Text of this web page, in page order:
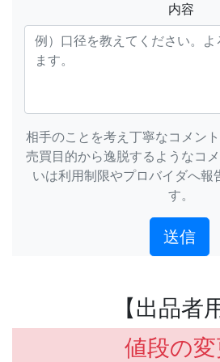
内容
相手のことを考え丁寧なコメン
売買目的から逸脱するようなコ
いは利用制限やプロバイダへ報
す。
【出品者
値段の変